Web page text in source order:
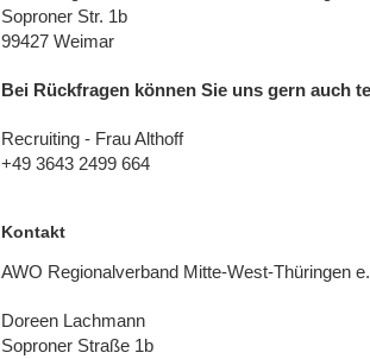
Soproner Str. 1b
99427 Weimar
Bei Rückfragen können Sie uns gern auch
Recruiting - Frau Althoff
+49 3643 2499 664
Kontakt
AWO Regionalverband Mitte-West-Thüringen
Doreen Lachmann
Soproner Straße 1b